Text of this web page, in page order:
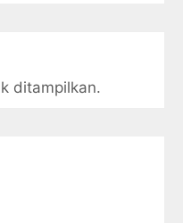
ditampilkan.